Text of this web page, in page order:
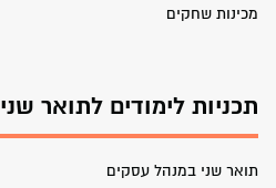
מכינות שחקים
תכניות לימודים לתואר שני
תואר שני במנהל עסקים